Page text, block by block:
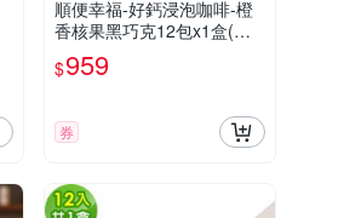
順便幸福-好鈣浸泡咖啡-橙
香核果黑巧克12包x1盒(微
米鈣 蛋殼粉)
$959
券